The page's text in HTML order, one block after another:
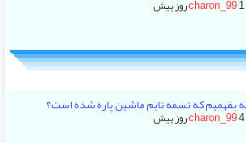
که تسمه تایم ماشین پاره شده است؟